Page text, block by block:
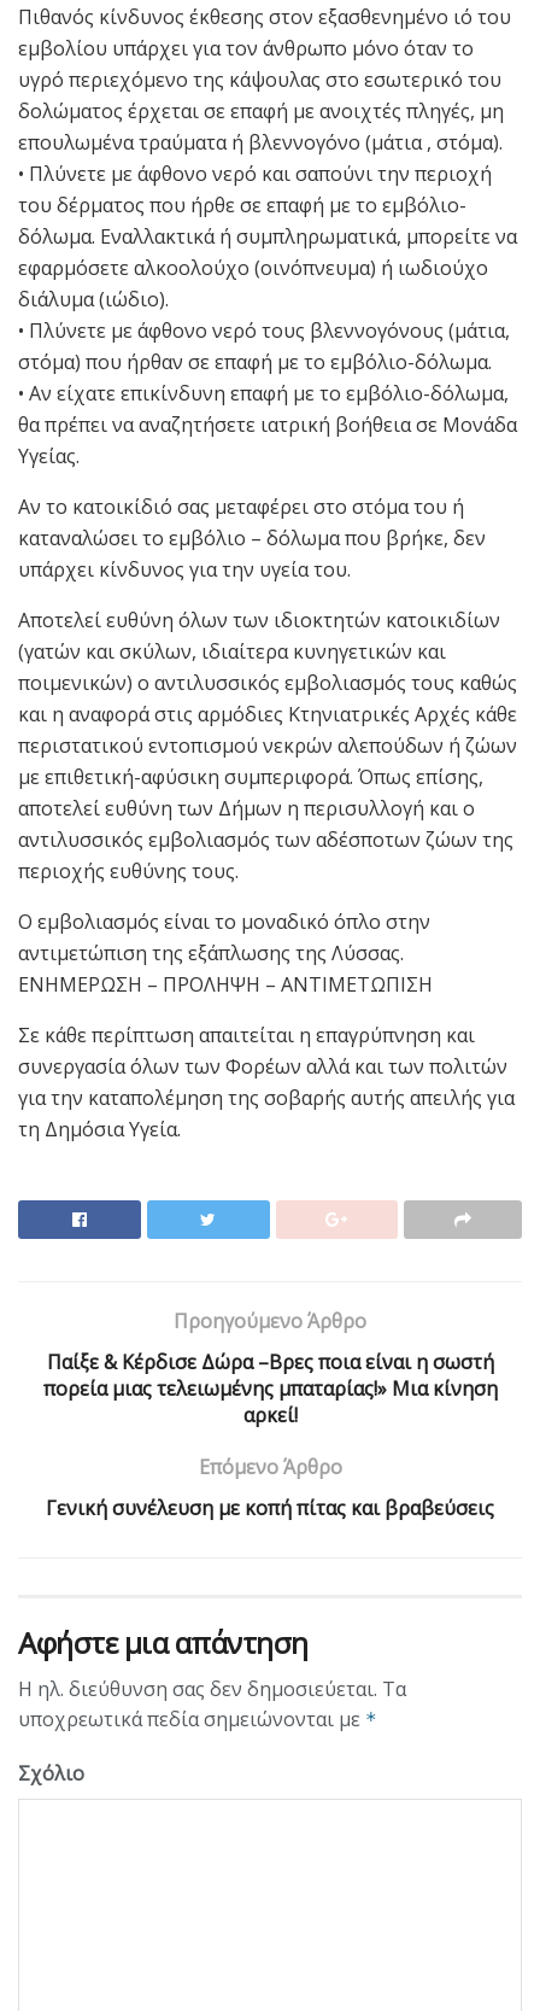
Πιθανός κίνδυνος έκθεσης στον εξασθενημένο ιό του
εμβολίου υπάρχει για τον άνθρωπο μόνο όταν το
υγρό περιεχόμενο της κάψουλας στο εσωτερικό του
δολώματος έρχεται σε επαφή με ανοιχτές πληγές, μη
επουλωμένα τραύματα ή βλεννογόνο (μάτια , στόμα).
• Πλύνετε με άφθονο νερό και σαπούνι την περιοχή
του δέρματος που ήρθε σε επαφή με το εμβόλιο-
δόλωμα. Εναλλακτικά ή συμπληρωματικά, μπορείτε να
εφαρμόσετε αλκοολούχο (οινόπνευμα) ή ιωδιούχο
διάλυμα (ιώδιο).
• Πλύνετε με άφθονο νερό τους βλεννογόνους (μάτια,
στόμα) που ήρθαν σε επαφή με το εμβόλιο-δόλωμα.
• Αν είχατε επικίνδυνη επαφή με το εμβόλιο-δόλωμα,
θα πρέπει να αναζητήσετε ιατρική βοήθεια σε Μονάδα
Υγείας.
Αν το κατοικίδιό σας μεταφέρει στο στόμα του ή
καταναλώσει το εμβόλιο – δόλωμα που βρήκε, δεν
υπάρχει κίνδυνος για την υγεία του.
Αποτελεί ευθύνη όλων των ιδιοκτητών κατοικιδίων
(γατών και σκύλων, ιδιαίτερα κυνηγετικών και
ποιμενικών) ο αντιλυσσικός εμβολιασμός τους καθώς
και η αναφορά στις αρμόδιες Κτηνιατρικές Αρχές κάθε
περιστατικού εντοπισμού νεκρών αλεπούδων ή ζώων
με επιθετική-αφύσικη συμπεριφορά. Όπως επίσης,
αποτελεί ευθύνη των Δήμων η περισυλλογή και ο
αντιλυσσικός εμβολιασμός των αδέσποτων ζώων της
περιοχής ευθύνης τους.
Ο εμβολιασμός είναι το μοναδικό όπλο στην
αντιμετώπιση της εξάπλωσης της Λύσσας.
ΕΝΗΜΕΡΩΣΗ – ΠΡΟΛΗΨΗ – ΑΝΤΙΜΕΤΩΠΙΣΗ
Σε κάθε περίπτωση απαιτείται η επαγρύπνηση και
συνεργασία όλων των Φορέων αλλά και των πολιτών
για την καταπολέμηση της σοβαρής αυτής απειλής για
τη Δημόσια Υγεία.
Προηγούμενο Άρθρο
Παίξε & Κέρδισε Δώρα –Βρες ποια είναι η σωστή
πορεία μιας τελειωμένης μπαταρίας!» Μια κίνηση
αρκεί!
Επόμενο Άρθρο
Γενική συνέλευση με κοπή πίτας και βραβεύσεις
Αφήστε μια απάντηση
Η ηλ. διεύθυνση σας δεν δημοσιεύεται. Τα
υποχρεωτικά πεδία σημειώνονται με *
Σχόλιο